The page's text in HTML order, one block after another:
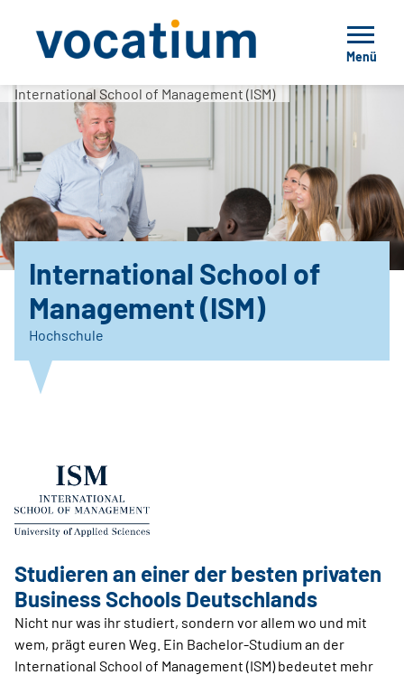
Menü
International School of Management (ISM)
International School of
Management (ISM)
Hochschule
Studieren an einer der besten privaten
Business Schools Deutschlands
Nicht nur was ihr studiert, sondern vor allem wo und mit
wem, prägt euren Weg. Ein Bachelor-Studium an der
International School of Management (ISM) bedeutet mehr